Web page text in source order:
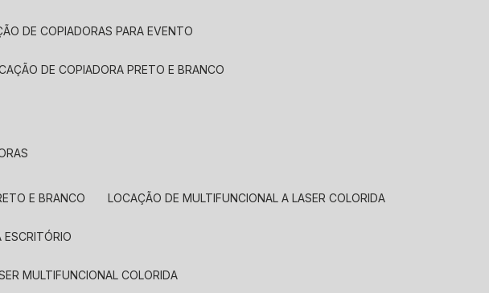
DE COPIADORAS PARA EVENTO
DE COPIADORA PRETO E BRANCO
E BRANCO LOCAÇÃO DE MULTIFUNCIONAL A LASER COLORIDA
ESCRITÓRIO
MULTIFUNCIONAL COLORIDA